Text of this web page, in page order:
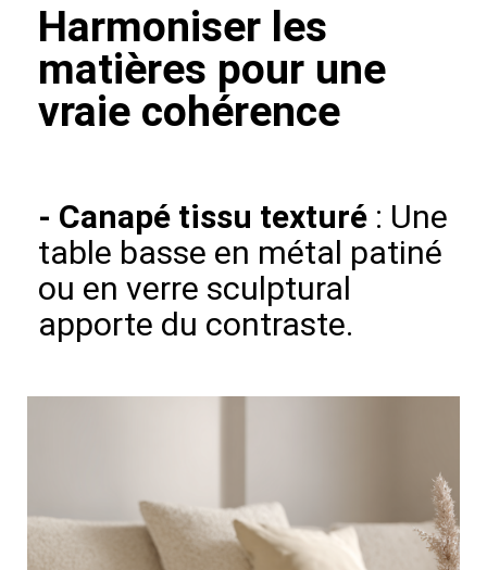
Harmoniser les
matières pour une
vraie cohérence
- Canapé tissu texturé : Une
table basse en métal patiné
ou en verre sculptural
apporte du contraste.